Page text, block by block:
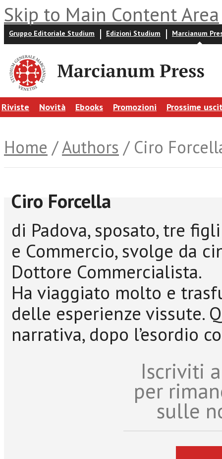
Skip to Main Content Area
Gruppo Editoriale Studium Edizioni Studium Marcianum
Riviste Novità Ebooks Promozioni Prossime
Home /Authors / Ciro
Ciro Forcella
di Padova, sposato, tre
e Commercio, svolge da
Dottore Commercialista.
Ha viaggiato molto e
delle esperienze vissute.
narrativa, dopo l’esordio
Iscriviti
per
sulle